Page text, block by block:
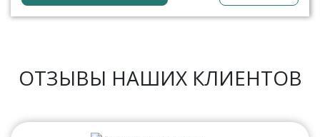
ОТЗЫВЫ НАШИХ КЛИЕНТОВ